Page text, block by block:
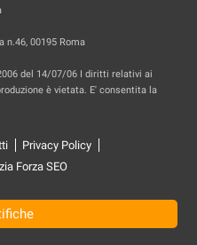
n.46, 00195 Roma
del 14/07/06 I diritti relativi ai
è vietata. E' consentita la
Privacy Policy
Forza SEO